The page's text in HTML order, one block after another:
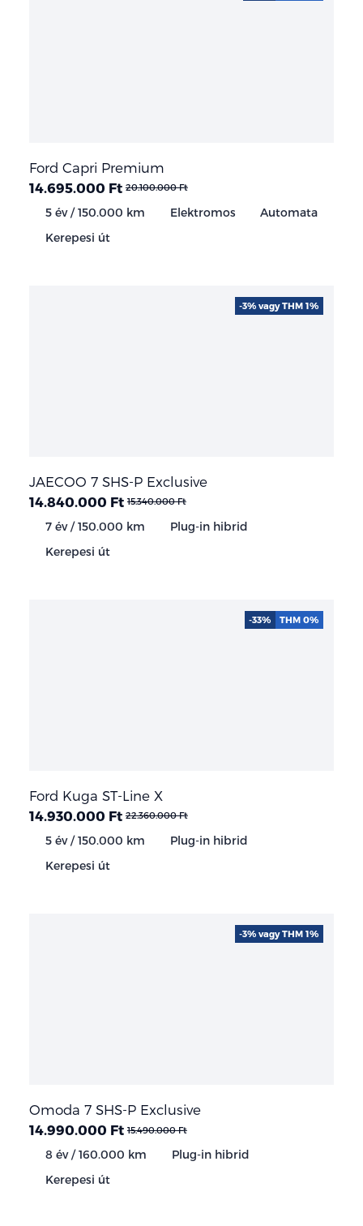
Ford Capri Premium
14.695.000 Ft 20.100.000 Ft
5 év / 150.000 km Elektromos
Automata
Kerepesi út
JAECOO 7 SHS-P Exclusive
14.840.000 Ft 15.340.000 Ft
7 év / 150.000 km
Plug-in hibrid
Kerepesi út
-3% vagy THM 1%
Ford Kuga ST-Line X
14.930.000 Ft 22.360.000 Ft
5 év / 150.000 km
Plug-in hibrid
Kerepesi út
-33% THM 0%
Omoda 7 SHS-P Exclusive
14.990.000 Ft 15.490.000 Ft
8 év / 160.000 km
Plug-in hibrid
Kerepesi út
-3% vagy THM 1%